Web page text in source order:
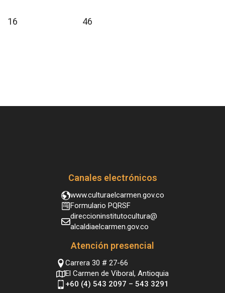
16 46
Canales electrónicos
www.culturaelcarmen.gov.co
Formulario PQRSF
direccioninstitutocultura@
alcaldiaelcarmen.gov.co
Atención presencial
Carrera 30 # 27-66
El Carmen de Viboral, Antioquia
+60 (4) 543 2097 – 543 3291